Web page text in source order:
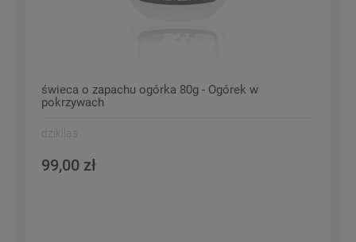
świeca o zapachu ogórka 80g - Ogórek w
pokrzywach
dzikilas
99,00 zł